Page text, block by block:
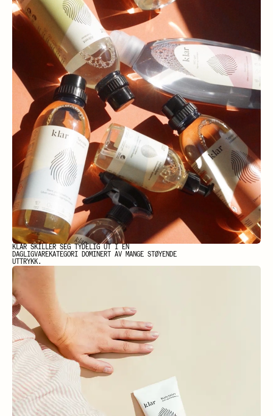
KLAR SKILLER SEG TYDELIG UT I EN
DAGLIGVAREKATEGORI DOMINERT AV MANGE STØYENDE
UTTRYKK.